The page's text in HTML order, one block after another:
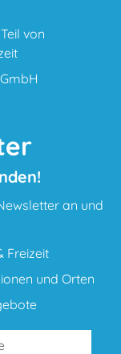
von
an und
Freizeit
und Orten